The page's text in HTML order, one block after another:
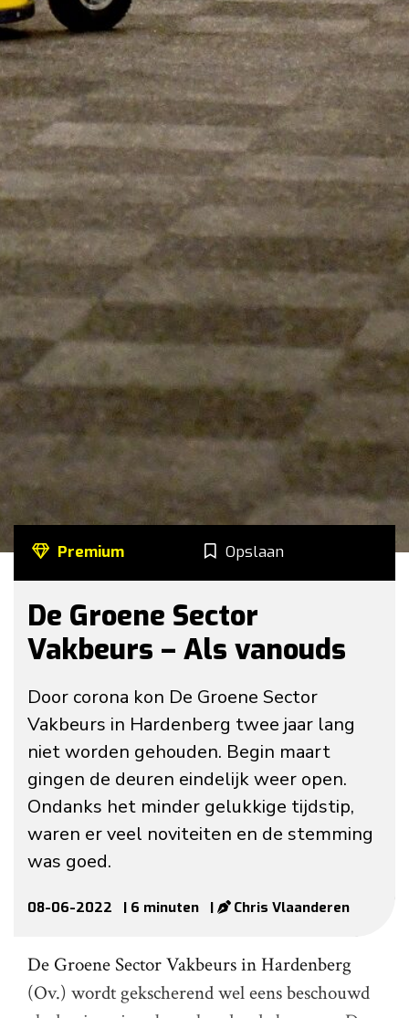
Premium Opslaan
De Groene Sector
Vakbeurs – Als vanouds
Door corona kon De Groene Sector
Vakbeurs in Hardenberg twee jaar lang
niet worden gehouden. Begin maart
gingen de deuren eindelijk weer open.
Ondanks het minder gelukkige tijdstip,
waren er veel noviteiten en de stemming
was goed.
08-06-2022 | 6 minuten | Chris Vlaanderen
De Groene Sector Vakbeurs in Hardenberg
(Ov.) wordt gekscherend wel eens beschouwd